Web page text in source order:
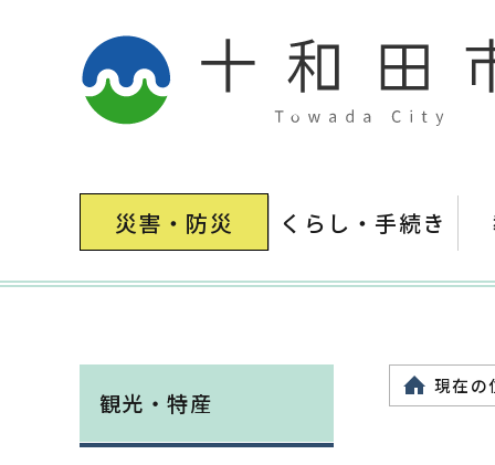
災害・防災 くらし・手続き
現在の
観光・特産